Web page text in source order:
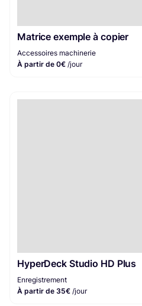
Matrice exemple à copier
Accessoires machinerie
À partir de 0€ /jour
HyperDeck Studio HD Plus
Enregistrement
À partir de 35€ /jour